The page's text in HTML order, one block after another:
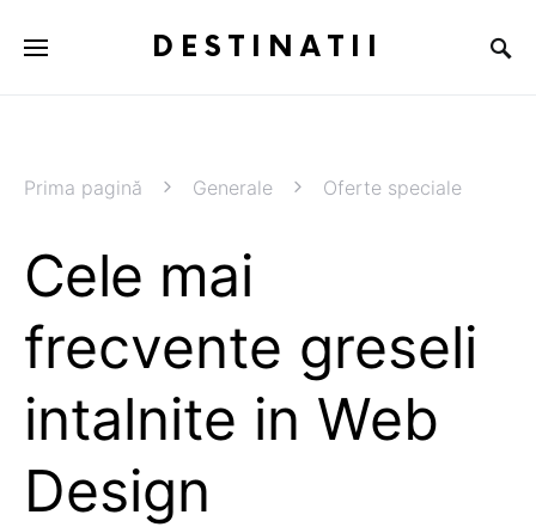
DESTINATII
Prima pagină Generale Oferte speciale
Cele mai
frecvente greseli
intalnite in Web
Design